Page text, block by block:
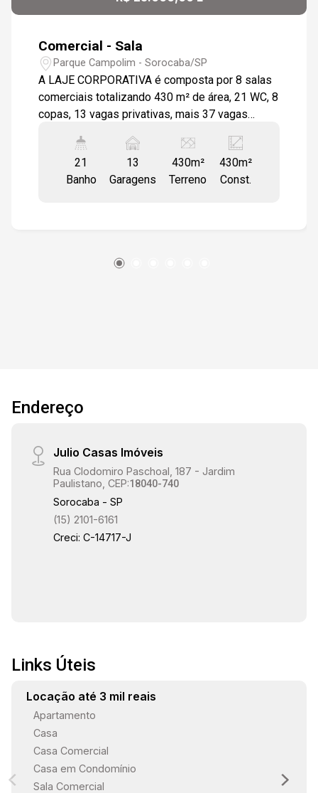
Comercial - Sala
Parque Campolim - Sorocaba/SP
A LAJE CORPORATIVA é composta por 8 salas
comerciais totalizando 430 m² de área, 21 WC, 8
copas, 13 vagas privativas, mais 37 vagas
condomínio tem para locação. O PAVIMENTO
CORPORATIVO possui piso de porcelanato, ar-
condicionado split instalado em todas as salas,
21
Banho
13
Garagens
430m²
Terreno
430m²
Const.
Endereço
Julio Casas Imóveis
Rua Clodomiro Paschoal, 187 - Jardim
Paulistano, CEP:18040-740
Sorocaba - SP
(15) 2101-6161
Creci: C-14717-J
Links Úteis
Locação até 3 mil reais
Apartamento
Casa
Casa Comercial
Casa em Condomínio
Sala Comercial